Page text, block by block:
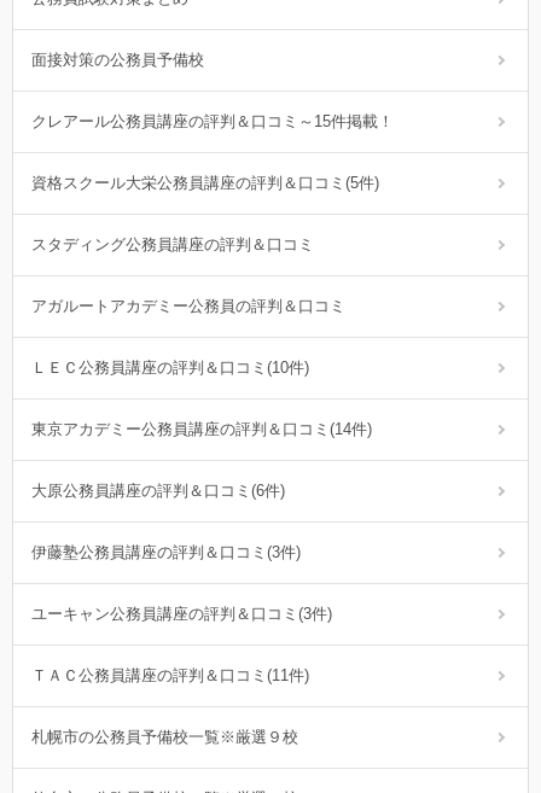
面接対策の公務員予備校
クレアール公務員講座の評判＆口コミ～15件掲載！
資格スクール大栄公務員講座の評判＆口コミ(5件)
スタディング公務員講座の評判＆口コミ
アガルートアカデミー公務員の評判＆口コミ
ＬＥＣ公務員講座の評判＆口コミ(10件)
東京アカデミー公務員講座の評判＆口コミ(14件)
大原公務員講座の評判＆口コミ(6件)
伊藤塾公務員講座の評判＆口コミ(3件)
ユーキャン公務員講座の評判＆口コミ(3件)
ＴＡＣ公務員講座の評判＆口コミ(11件)
札幌市の公務員予備校一覧※厳選９校